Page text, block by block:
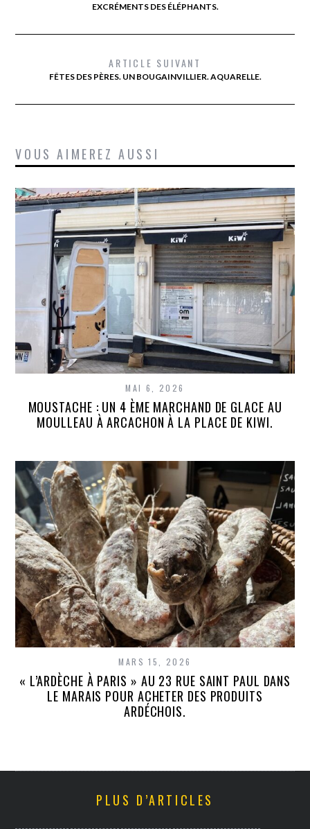
EXCRÉMENTS DES ÉLÉPHANTS.
ARTICLE SUIVANT
FÊTES DES PÈRES. UN BOUGAINVILLIER. AQUARELLE.
VOUS AIMEREZ AUSSI
MAI 6, 2026
MOUSTACHE : UN 4 ÈME MARCHAND DE GLACE AU
MOULLEAU À ARCACHON À LA PLACE DE KIWI.
MARS 15, 2026
« L’ARDÈCHE À PARIS » AU 23 RUE SAINT PAUL DANS
LE MARAIS POUR ACHETER DES PRODUITS
ARDÉCHOIS.
PLUS D’ARTICLES